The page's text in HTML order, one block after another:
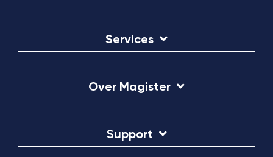
Services
Over Magister
Support